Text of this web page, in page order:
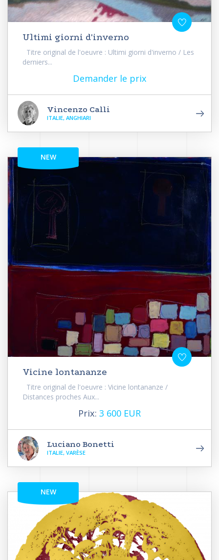
Ultimi giorni d'inverno
Titre original de l'oeuvre : Ultimi giorni d'inverno / Les
derniers...
Demander le prix
Vincenzo Calli
ITALIE, ANGHIARI
NEW
Vicine lontananze
Titre original de l'oeuvre : Vicine lontananze /
Distances proches Aux...
Prix: 3 600 EUR
Luciano Bonetti
ITALIE, VARÈSE
NEW